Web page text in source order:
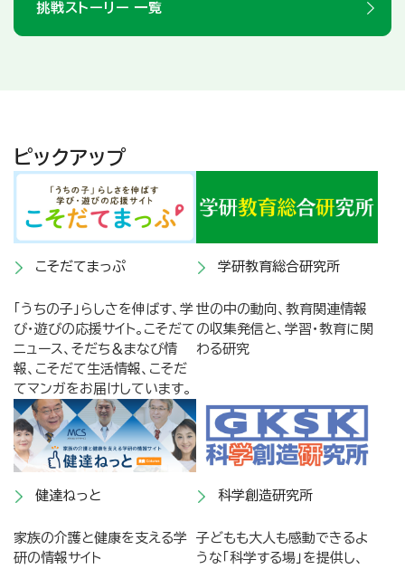
挑戦ストーリー 一覧
ピックアップ
こそだてまっぷ
「うちの子」らしさを伸ばす、学
び・遊びの応援サイト。こそだて
ニュース、そだち＆まなび情
報、こそだて生活情報、こそだ
てマンガをお届けしています。
学研教育総合研究所
世の中の動向、教育関連情報
の収集発信と、学習・教育に関
わる研究
健達ねっと
家族の介護と健康を支える学
研の情報サイト
科学創造研究所
子どもも大人も感動できるよ
うな「科学する場」を提供し、